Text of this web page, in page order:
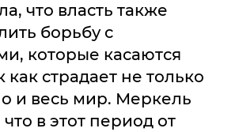
что власть также
борьбу с
которые касаются
как страдает не только
и весь мир. Меркель
в этот период от